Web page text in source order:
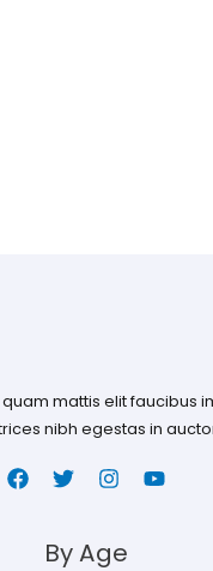
mattis elit faucibus
nibh egestas in
By Age